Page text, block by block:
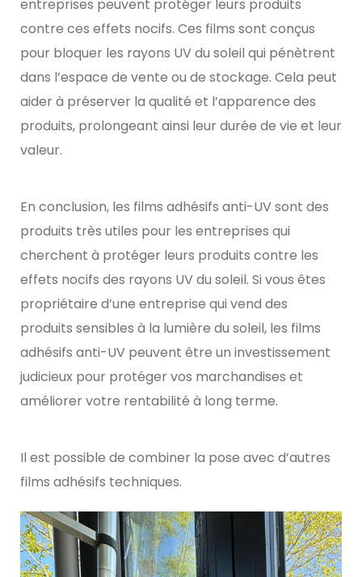
entreprises peuvent protéger leurs produits
contre ces effets nocifs. Ces films sont conçus
pour bloquer les rayons UV du soleil qui pénètrent
dans l’espace de vente ou de stockage. Cela peut
aider à préserver la qualité et l’apparence des
produits, prolongeant ainsi leur durée de vie et leur
valeur.
En conclusion, les films adhésifs anti-UV sont des
produits très utiles pour les entreprises qui
cherchent à protéger leurs produits contre les
effets nocifs des rayons UV du soleil. Si vous êtes
propriétaire d’une entreprise qui vend des
produits sensibles à la lumière du soleil, les films
adhésifs anti-UV peuvent être un investissement
judicieux pour protéger vos marchandises et
améliorer votre rentabilité à long terme.
Il est possible de combiner la pose avec d’autres
films adhésifs techniques.